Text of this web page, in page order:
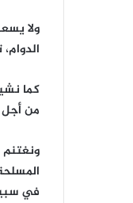
ولا
كما
من أجل
ونغتنم
في